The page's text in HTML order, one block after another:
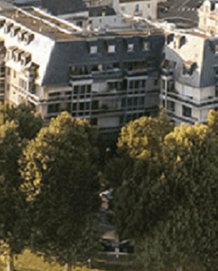
sélectionnées
les colonnes
les colonnes affichées
aime, on partage
AVF
Loisirs
un bouton, des réseaux sociaux